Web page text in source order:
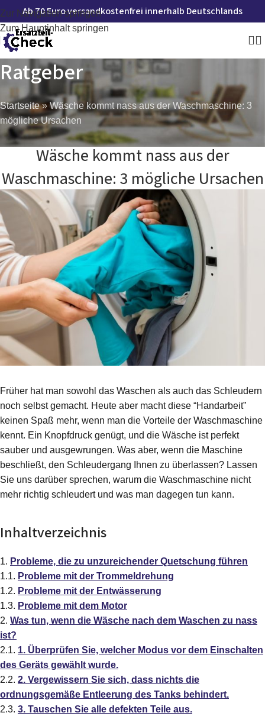
Zur Navigation springen
Zum Hauptinhalt springen
Ab 70 Euro versandkostenfrei innerhalb Deutschlands
Ratgeber
Startseite» Wäsche kommt nass aus der Waschmaschine: 3
mögliche Ursachen
WASCHMASCHINE RATGEBER
Wäsche kommt nass aus der
Waschmaschine: 3 mögliche Ursachen
Früher hat man sowohl das Waschen als auch das Schleudern
noch selbst gemacht. Heute aber macht diese “Handarbeit”
keinen Spaß mehr, wenn man die Vorteile der Waschmaschine
kennt. Ein Knopfdruck genügt, und die Wäsche ist perfekt
sauber und ausgewrungen. Was aber, wenn die Maschine
beschließt, den Schleudergang Ihnen zu überlassen? Lassen
Sie uns darüber sprechen, warum die Waschmaschine nicht
mehr richtig schleudert und was man dagegen tun kann.
Inhaltverzeichnis
Probleme, die zu unzureichender Quetschung führen
Probleme mit der Trommeldrehung
Probleme mit der Entwässerung
Probleme mit dem Motor
Was tun, wenn die Wäsche nach dem Waschen zu nass
ist?
1. Überprüfen Sie, welcher Modus vor dem Einschalten
des Geräts gewählt wurde.
2. Vergewissern Sie sich, dass nichts die
ordnungsgemäße Entleerung des Tanks behindert.
3. Tauschen Sie alle defekten Teile aus.